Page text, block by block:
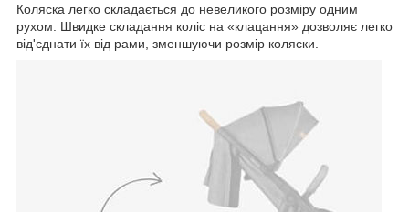
Коляска легко складається до невеликого розміру одним
рухом. Швидке складання коліс на «клацання» дозволяє легко
від'єднати їх від рами, зменшуючи розмір коляски.